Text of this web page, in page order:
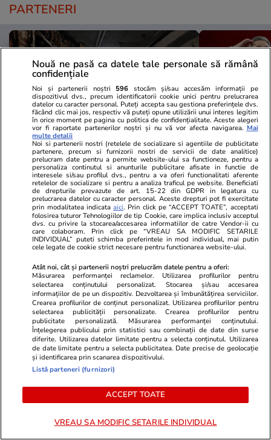
PARTENERI
Adevarul.ro
„Dimineață mi-am pus plapuma”.
Disperat de caniculă, un fost
sportiv și-a amenajat subsolul
blocului și doarme acolo în fiecare
noapte
Fanatik.ro
Cornel
3.500 de lei
finului său,
neștiute ale
marile glorii
PARTENERI
Nouă ne pasă ca datele tale personale să rămână
confidențiale
Noi și partenerii noștri 596 stocăm și/sau accesăm informații pe
dispozitivul dvs., precum identificatorii cookie unici pentru prelucrarea
datelor cu caracter personal. Puteți accepta sau gestiona preferințele dvs.
făcând clic mai jos, respectiv vă puteți opune utilizării unui interes legitim
în orice moment pe pagina cu politica de confidențialitate. Aceste alegeri
vor fi raportate partenerilor noștri și nu vă vor afecta navigarea. Mai
multe detalii
Noi si partenerii nostri (retelele de socializare si agentiile de publicitate
partenere, precum si furnizorii nostri de servicii de date analitice)
prelucram date pentru a permite website-ului sa functioneze, pentru a
personaliza continutul si anunturile publicitare afisate in functie de
interesele si/sau profilul dvs., pentru a va oferi functionalitati aferente
retelelor de socializare si pentru a analiza traficul pe website. Beneficiati
de drepturile prevazute de art. 15-22 din GDPR in legatura cu
prelucrarea datelor cu caracter personal. Aceste drepturi pot fi exercitate
prin modalitatea indicataaici. Prin click pe “ACCEPT TOATE”, acceptati
folosirea tuturor Tehnologiilor de tip Cookie, care implica inclusiv acceptul
dvs. cu privire la stocarea/accesarea informatiilor de catre Vendor-ii cu
care colaboram. Prin click pe “VREAU SA MODIFIC SETARILE
INDIVIDUAL” puteti schimba preferintele in mod individual, mai putin
cele legate de cookie strict necesare pentru functionarea website-ului.
Atât noi, cât și partenerii noștri prelucrăm datele pentru a oferi:
Măsurarea performanței reclamelor. Utilizarea profilurilor pentru
selectarea conținutului personalizat. Stocarea și/sau accesarea
informațiilor de pe un dispozitiv. Dezvoltarea și îmbunătățirea serviciilor.
Crearea profilurilor de conținut personalizat. Utilizarea profilurilor pentru
selectarea publicității personalizate. Crearea profilurilor pentru
publicitate personalizată. Măsurarea performanței conținutului.
Înțelegerea publicului prin statistici sau combinații de date din surse
diferite. Utilizarea datelor limitate pentru a selecta conținutul. Utilizarea
de date limitate pentru a selecta publicitatea. Date precise de geolocație
și identificarea prin scanarea dispozitivului.
Listă parteneri (furnizori)
ACCEPT TOATE
VREAU SA MODIFIC SETARILE INDIVIDUAL